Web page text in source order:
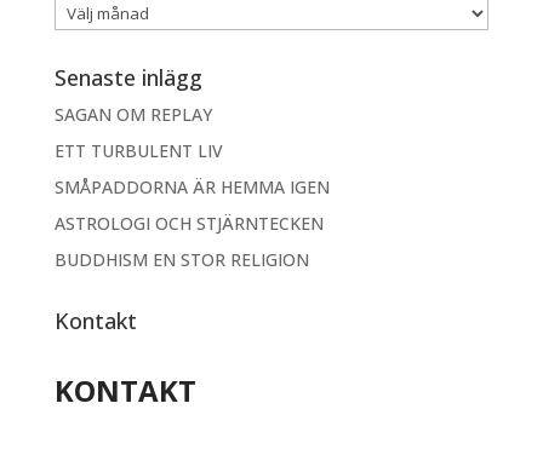
Senaste inlägg
SAGAN OM REPLAY
ETT TURBULENT LIV
SMÅPADDORNA ÄR HEMMA IGEN
ASTROLOGI OCH STJÄRNTECKEN
BUDDHISM EN STOR RELIGION
Kontakt
KONTAKT